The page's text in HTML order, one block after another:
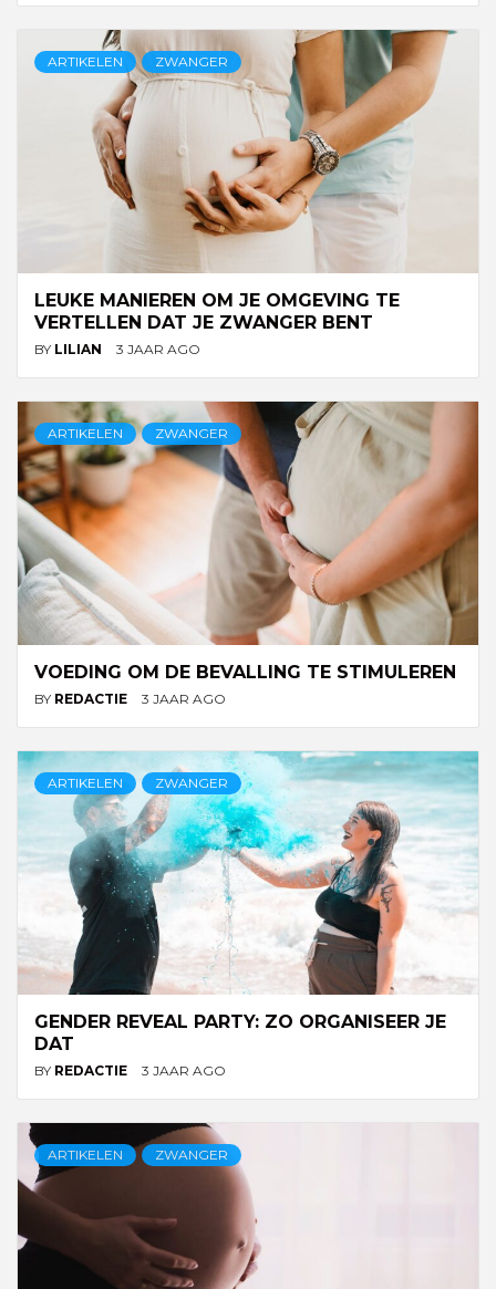
ARTIKELEN ZWANGER
LEUKE MANIEREN OM JE OMGEVING TE
VERTELLEN DAT JE ZWANGER BENT
BY LILIAN 3 JAAR AGO
ARTIKELEN ZWANGER
VOEDING OM DE BEVALLING TE STIMULEREN
BY REDACTIE 3 JAAR AGO
ARTIKELEN ZWANGER
GENDER REVEAL PARTY: ZO ORGANISEER JE
DAT
BY REDACTIE 3 JAAR AGO
ARTIKELEN ZWANGER